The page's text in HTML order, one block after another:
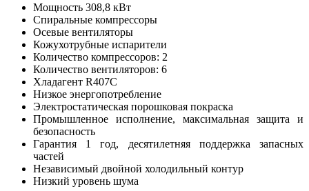
Мощность 308,8 кВт
Спиральные компрессоры
Осевые вентиляторы
Кожухотрубные испарители
Количество компрессоров: 2
Количество вентиляторов: 6
Хладагент R407C
Низкое энергопотребление
Электростатическая порошковая покраска
Промышленное исполнение, максимальная защита и
безопасность
Гарантия 1 год, десятилетняя поддержка запасных
частей
Независимый двойной холодильный контур
Низкий уровень шума